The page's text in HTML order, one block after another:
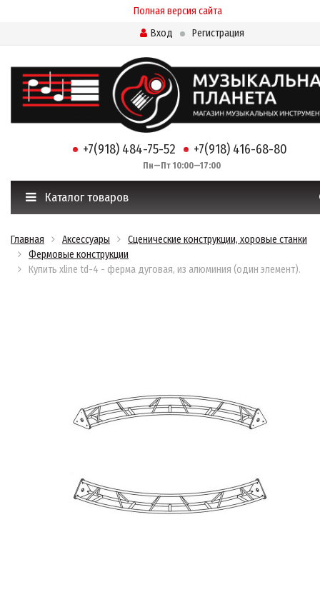
Полная версия сайта
Вход
Регистрация
+7(918) 484-75-52 +7(918) 416-68-80
Пн—Пт 10:00—17:00
Каталог товаров
Главная Аксессуары
Сценические конструкции, хоровые станки
Фермовые конструкции
Купить xline td-4 - ферма дуговая, из алюминия (один элемент).